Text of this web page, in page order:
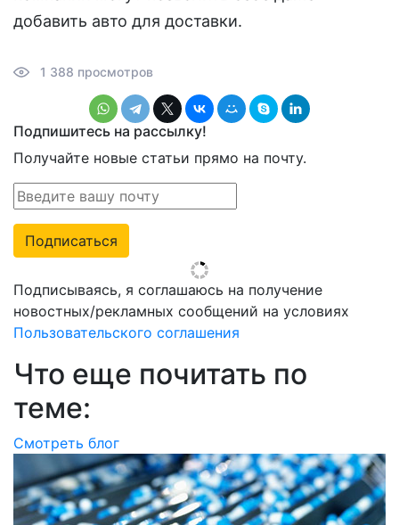
добавить авто для доставки.
1 388 просмотров
Подпишитесь на рассылку!
Получайте новые статьи прямо на почту.
Подписаться
Подписываясь, я соглашаюсь на получение
новостных/рекламных сообщений на условиях
Пользовательского соглашения
Что еще почитать по
теме:
Смотреть блог